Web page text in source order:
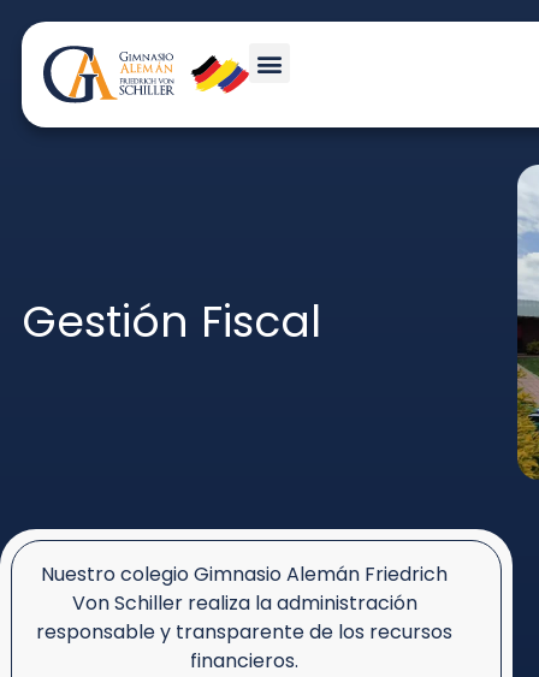
Gestión Fiscal
Nuestro colegio Gimnasio Alemán Friedrich
Von Schiller realiza la administración
responsable y transparente de los recursos
financieros.